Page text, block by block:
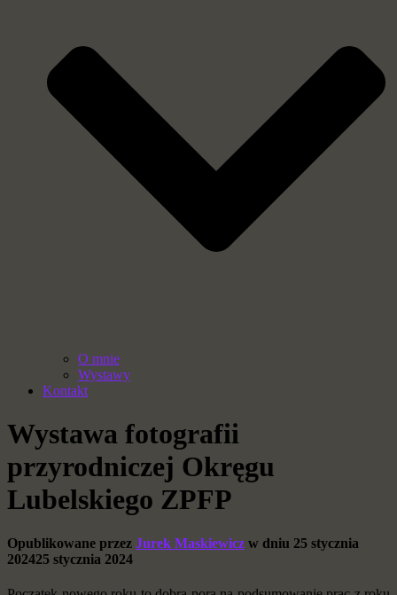
O mnie
Wystawy
Kontakt
Wystawa fotografii
przyrodniczej Okręgu
Lubelskiego ZPFP
Opublikowane przez Jurek Maskiewicz w dniu 25 stycznia
202425 stycznia 2024